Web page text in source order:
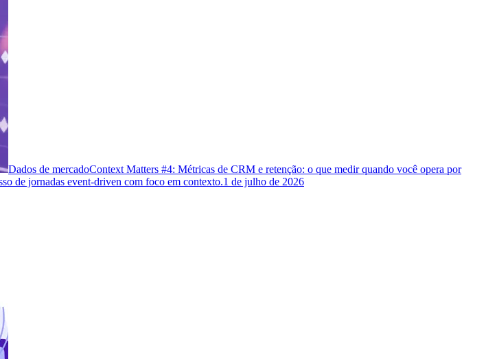
Dados de mercadoContext Matters #4: Métricas de CRM e retenção: o que medir quando você opera por
de jornadas event-driven com foco em contexto.1 de julho de 2026